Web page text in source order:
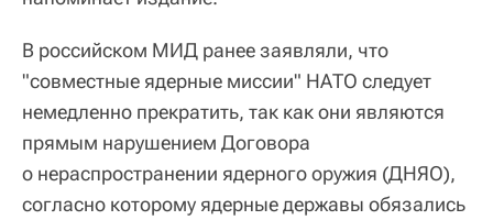
В российском МИД ранее заявляли, что
"совместные ядерные миссии" НАТО следует
немедленно прекратить, так как они являются
прямым нарушением Договора
о нераспространении ядерного оружия (ДНЯО),
согласно которому ядерные державы обязались